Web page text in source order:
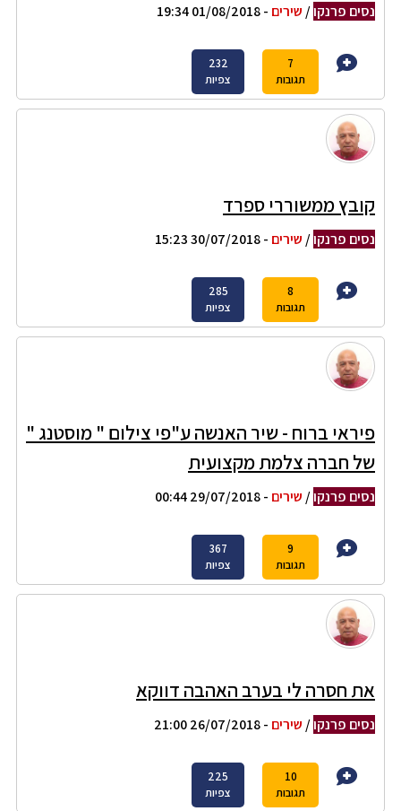
נסים פרנקו/ שירים - 01/08/2018 19:34
7
תגובות
232
צפיות
קובץ ממשוררי ספרד
נסים פרנקו/ שירים - 30/07/2018 15:23
8
תגובות
285
צפיות
פיראי ברוח - שיר האנשה ע"פי צילום " מוסטנג "
של חברה צלמת מקצועית
נסים פרנקו/ שירים - 29/07/2018 00:44
9
תגובות
367
צפיות
את חסרה לי בערב האהבה דווקא
נסים פרנקו/ שירים - 26/07/2018 21:00
10
תגובות
225
צפיות